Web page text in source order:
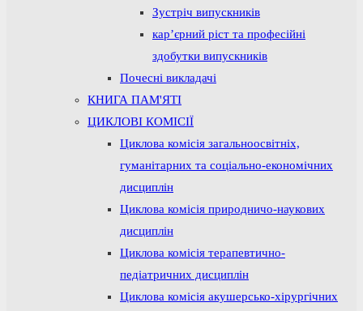
Зустріч випускників
кар’єрний ріст та професійні
здобутки випускників
Почесні викладачі
КНИГА ПАМ'ЯТІ
ЦИКЛОВІ КОМІСІЇ
Циклова комісія загальноосвітніх,
гуманітарних та соціально-економічних
дисциплін
Циклова комісія природничо-наукових
дисциплін
Циклова комісія терапевтично-
педіатричних дисциплін
Циклова комісія акушерсько-хірургічних